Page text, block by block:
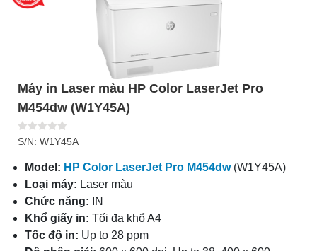
Máy in Laser màu HP Color LaserJet Pro
M454dw (W1Y45A)
S/N: W1Y45A
Model: HP Color LaserJet Pro M454dw(W1Y45A)
Loại máy: Laser màu
Chức năng: IN
Khổ giấy in: Tối đa khổ A4
Tốc độ in: Up to 28 ppm